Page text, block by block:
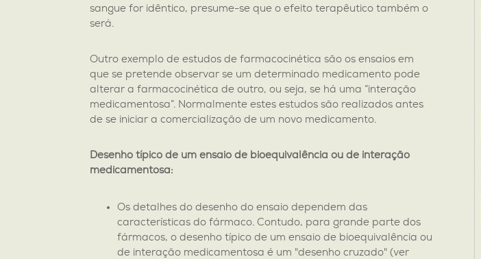
sangue for idêntico, presume-se que o efeito terapêutico também o
será.
Outro exemplo de estudos de farmacocinética são os ensaios em
que se pretende observar se um determinado medicamento pode
alterar a farmacocinética de outro, ou seja, se há uma “interação
medicamentosa”. Normalmente estes estudos são realizados antes
de se iniciar a comercialização de um novo medicamento.
Desenho típico de um ensaio de bioequivalência ou de interação
medicamentosa:
Os detalhes do desenho do ensaio dependem das
características do fármaco. Contudo, para grande parte dos
fármacos, o desenho típico de um ensaio de bioequivalência ou
de interação medicamentosa é um "desenho cruzado" (ver